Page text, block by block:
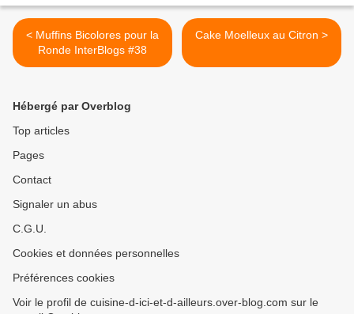
< Muffins Bicolores pour la
Ronde InterBlogs #38
Cake Moelleux au Citron >
Hébergé par Overblog
Top articles
Pages
Contact
Signaler un abus
C.G.U.
Cookies et données personnelles
Préférences cookies
Voir le profil de cuisine-d-ici-et-d-ailleurs.over-blog.com sur le